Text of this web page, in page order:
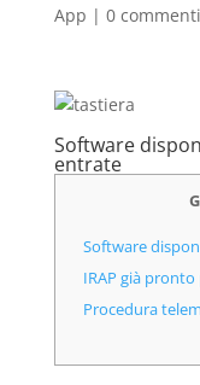
App | 0 commenti
Software
entrate
Software
IRAP già
Procedura